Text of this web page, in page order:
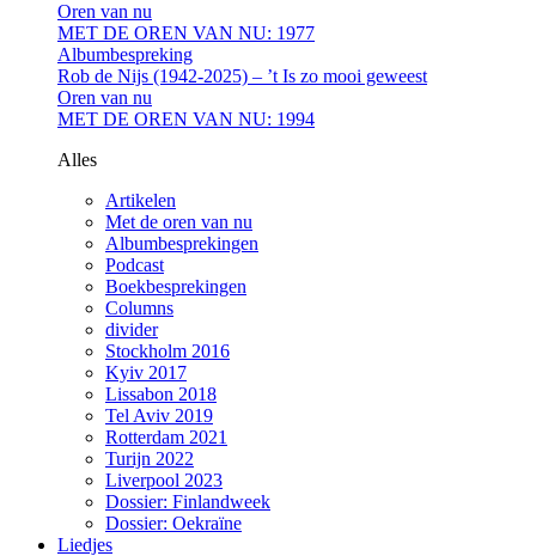
Oren van nu
MET DE OREN VAN NU: 1977
Albumbespreking
Rob de Nijs (1942-2025) – ’t Is zo mooi geweest
Oren van nu
MET DE OREN VAN NU: 1994
Alles
Artikelen
Met de oren van nu
Albumbesprekingen
Podcast
Boekbesprekingen
Columns
divider
Stockholm 2016
Kyiv 2017
Lissabon 2018
Tel Aviv 2019
Rotterdam 2021
Turijn 2022
Liverpool 2023
Dossier: Finlandweek
Dossier: Oekraïne
Liedjes